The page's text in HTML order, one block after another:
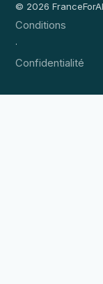
© 2026
Conditions
·
Confidentialité